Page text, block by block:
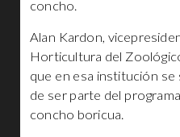
concho.
Alan Kardon,
Horticultura del
que en esa institución se
de ser parte del
concho boricua.